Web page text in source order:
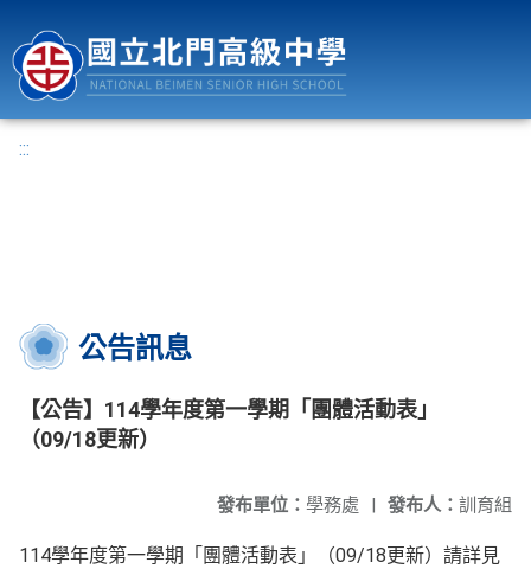
:::
公告訊息
【公告】114學年度第一學期「團體活動表」
（09/18更新）
發布人： 訓育組
發布單位： 學務處 |
114學年度第一學期「團體活動表」（09/18更新）請詳見